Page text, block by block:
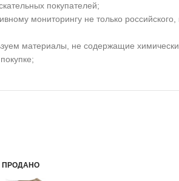
покупателей;
мониторингу не только российского,
материалы, не содержащие
ПРОДАНО